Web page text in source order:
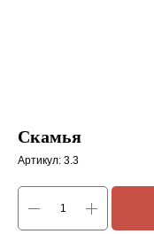
Скамья
Артикул: 3.3